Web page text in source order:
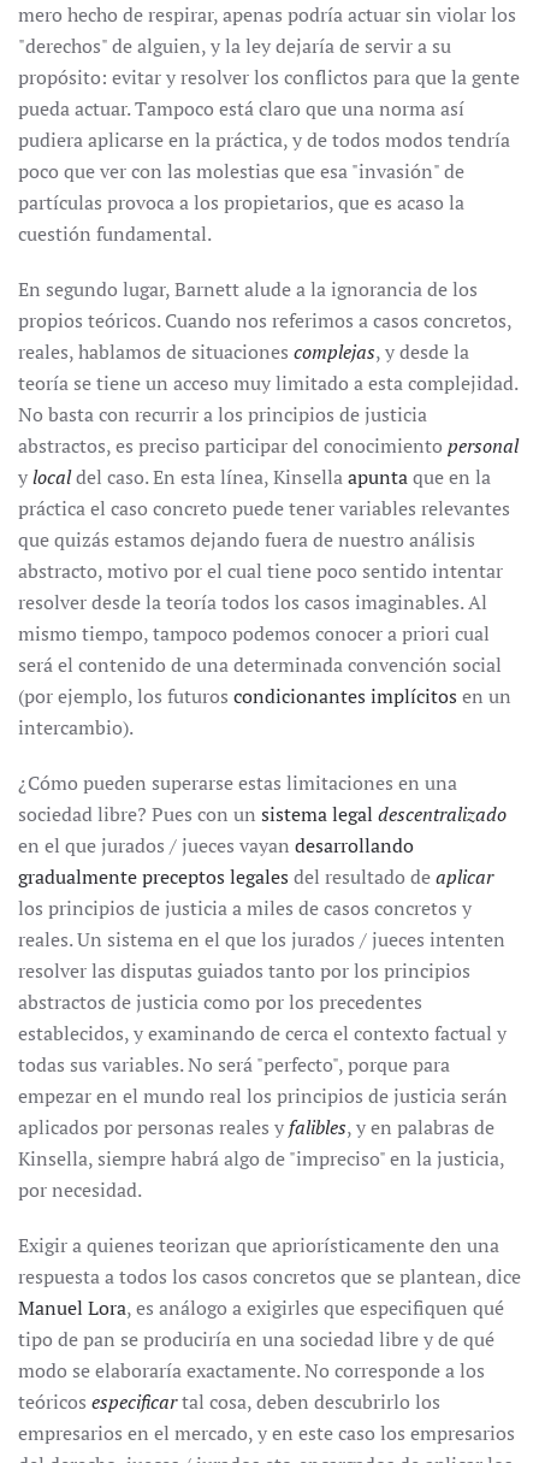
mero hecho de respirar, apenas podría actuar sin violar los
"derechos" de alguien, y la ley dejaría de servir a su
propósito: evitar y resolver los conflictos para que la gente
pueda actuar. Tampoco está claro que una norma así
pudiera aplicarse en la práctica, y de todos modos tendría
poco que ver con las molestias que esa "invasión" de
partículas provoca a los propietarios, que es acaso la
cuestión fundamental.
En segundo lugar, Barnett alude a la ignorancia de los
propios teóricos. Cuando nos referimos a casos concretos,
reales, hablamos de situaciones complejas, y desde la
teoría se tiene un acceso muy limitado a esta complejidad.
No basta con recurrir a los principios de justicia
abstractos, es preciso participar del conocimiento personal
ylocaldel caso. En esta línea, Kinsellaapuntaque en la
práctica el caso concreto puede tener variables relevantes
que quizás estamos dejando fuera de nuestro análisis
abstracto, motivo por el cual tiene poco sentido intentar
resolver desde la teoría todos los casos imaginables. Al
mismo tiempo, tampoco podemos conocer a priori cual
será el contenido de una determinada convención social
(por ejemplo, los futuros condicionantes implícitos en un
intercambio).
¿Cómo pueden superarse estas limitaciones en una
sociedad libre? Pues con un sistema legal descentralizado
en el que jurados / jueces vayan desarrollando
gradualmente preceptos legales del resultado deaplicar
los principios de justicia a miles de casos concretos y
reales. Un sistema en el que los jurados / jueces intenten
resolver las disputas guiados tanto por los principios
abstractos de justicia como por los precedentes
establecidos, y examinando de cerca el contexto factual y
todas sus variables. No será "perfecto", porque para
empezar en el mundo real los principios de justicia serán
aplicados por personas reales y falibles, y en palabras de
Kinsella, siempre habrá algo de "impreciso" en la justicia,
por necesidad.
Exigir a quienes teorizan que apriorísticamente den una
respuesta a todos los casos concretos que se plantean, dice
Manuel Lora, es análogo a exigirles que especifiquen qué
tipo de pan se produciría en una sociedad libre y de qué
modo se elaboraría exactamente. No corresponde a los
teóricos especificartal cosa, deben descubrirlo los
empresarios en el mercado, y en este caso los empresarios